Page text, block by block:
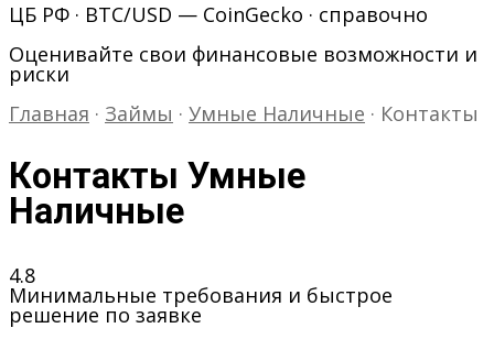
ЦБ РФ · BTC/USD — CoinGecko · справочно
Оценивайте свои финансовые возможности и
риски
Главная · Займы · Умные Наличные · Контакты
Контакты Умные
Наличные
4.8
Минимальные требования и быстрое
решение по заявке